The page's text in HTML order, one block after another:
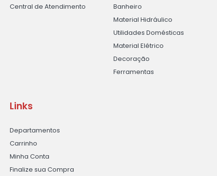
Central de Atendimento
Banheiro
Material Hidráulico
Utilidades Domésticas
Material Elétrico
Decoração
Ferramentas
Links
Departamentos
Carrinho
Minha Conta
Finalize sua Compra